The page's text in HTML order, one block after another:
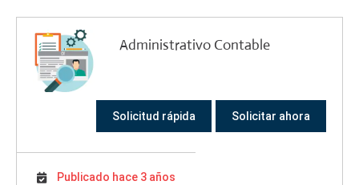
Administrativo Contable
Solicitud rápida Solicitar ahora
Publicado hace 3 años